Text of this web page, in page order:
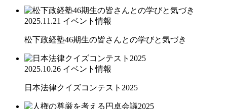
2025.11.21 イベント情報
松下政経塾46期生の皆さんとの学びと気づき
2025.10.26 イベント情報
日本法律クイズコンテスト2025